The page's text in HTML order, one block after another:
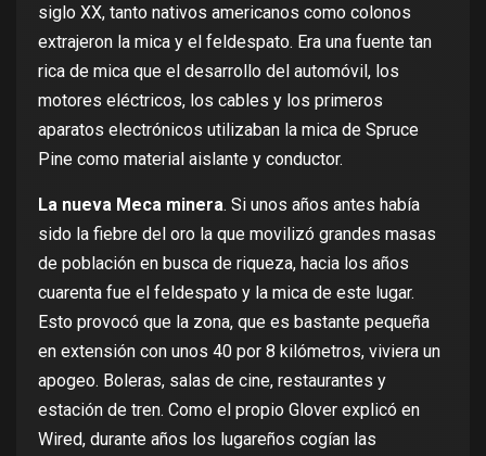
siglo XX, tanto nativos americanos como colonos
extrajeron la mica y el feldespato. Era una fuente tan
rica de mica que el desarrollo del automóvil, los
motores eléctricos, los cables y los primeros
aparatos electrónicos utilizaban la mica de Spruce
Pine como material aislante y conductor.
La nueva Meca minera. Si unos años antes había
sido la fiebre del oro la que movilizó grandes masas
de población en busca de riqueza, hacia los años
cuarenta fue el feldespato y la mica de este lugar.
Esto provocó que la zona, que es bastante pequeña
en extensión con unos 40 por 8 kilómetros, viviera un
apogeo. Boleras, salas de cine, restaurantes y
estación de tren. Como el propio Glover explicó en
Wired, durante años los lugareños cogían las